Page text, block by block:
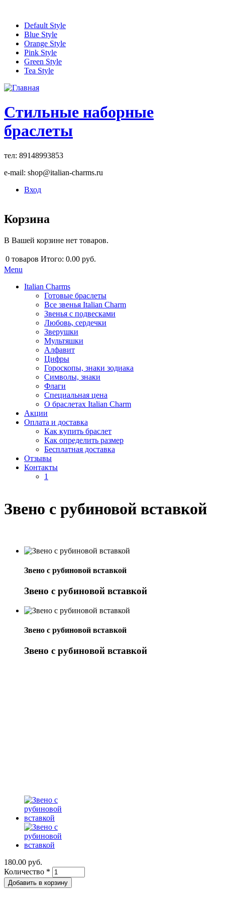
Default Style
Blue Style
Orange Style
Pink Style
Green Style
Tea Style
Стильные наборные
браслеты
тел: 89148993853
e-mail: shop@italian-charms.ru
Вход
Корзина
В Вашей корзине нет товаров.
0 товаров Итого: 0.00 руб.
Menu
Italian Charms
Готовые браслеты
Все звенья Italian Charm
Звенья с подвесками
Любовь, сердечки
Зверушки
Мультяшки
Алфавит
Цифры
Гороскопы, знаки зодиака
Символы, знаки
Флаги
Специальная цена
О браслетах Italian Charm
Акции
Оплата и доставка
Как купить браслет
Как определить размер
Бесплатная доставка
Отзывы
Контакты
1
Звено с рубиновой вставкой
Звено с рубиновой вставкой
Звено с рубиновой вставкой
Звено с рубиновой вставкой
Звено с рубиновой вставкой
180.00 руб.
Количество *